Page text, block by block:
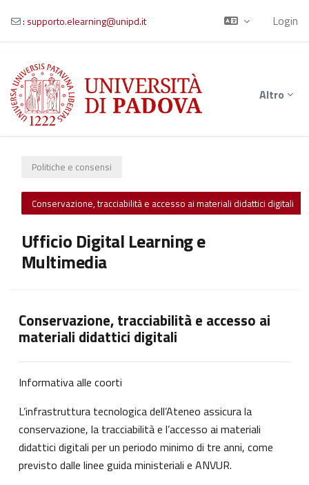
Vai al contenuto principale
: supporto.elearning@unipd.it Login
Altro
Politiche e consensi
Conservazione, tracciabilità e accesso ai materiali didattici digitali
Ufficio Digital Learning e
Multimedia
Conservazione, tracciabilità e accesso ai
materiali didattici digitali
Informativa alle coorti
L’infrastruttura tecnologica dell’Ateneo assicura la
conservazione, la tracciabilità e l’accesso ai materiali
didattici digitali per un periodo minimo di tre anni, come
previsto dalle linee guida ministeriali e ANVUR.